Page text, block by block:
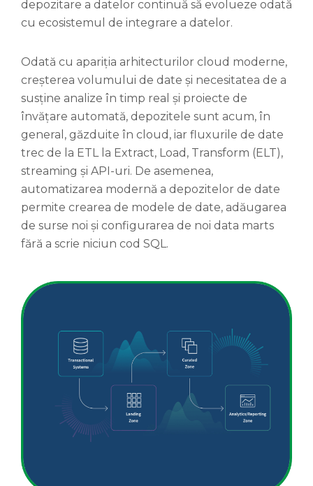
depozitare a datelor continuă să evolueze odată
cu ecosistemul de integrare a datelor.
Odată cu apariția arhitecturilor cloud moderne,
creșterea volumului de date și necesitatea de a
susține analize în timp real și proiecte de
învățare automată, depozitele sunt acum, în
general, găzduite în cloud, iar fluxurile de date
trec de la ETL la Extract, Load, Transform (ELT),
streaming și API-uri. De asemenea,
automatizarea modernă a depozitelor de date
permite crearea de modele de date, adăugarea
de surse noi și configurarea de noi data marts
fără a scrie niciun cod SQL.